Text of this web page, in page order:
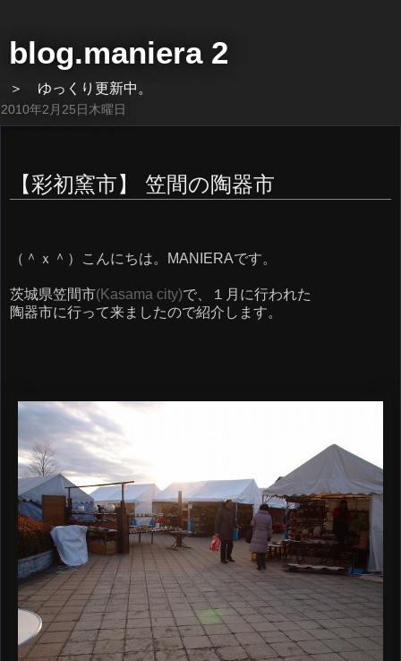
blog.maniera 2
＞ ゆっくり更新中。
2010年2月25日木曜日
【彩初窯市】 笠間の陶器市
（＾ｘ＾）こんにちは。MANIERAです。
茨城県笠間市(Kasama city)で、１月に行われた
陶器市に行って来ましたので紹介します。